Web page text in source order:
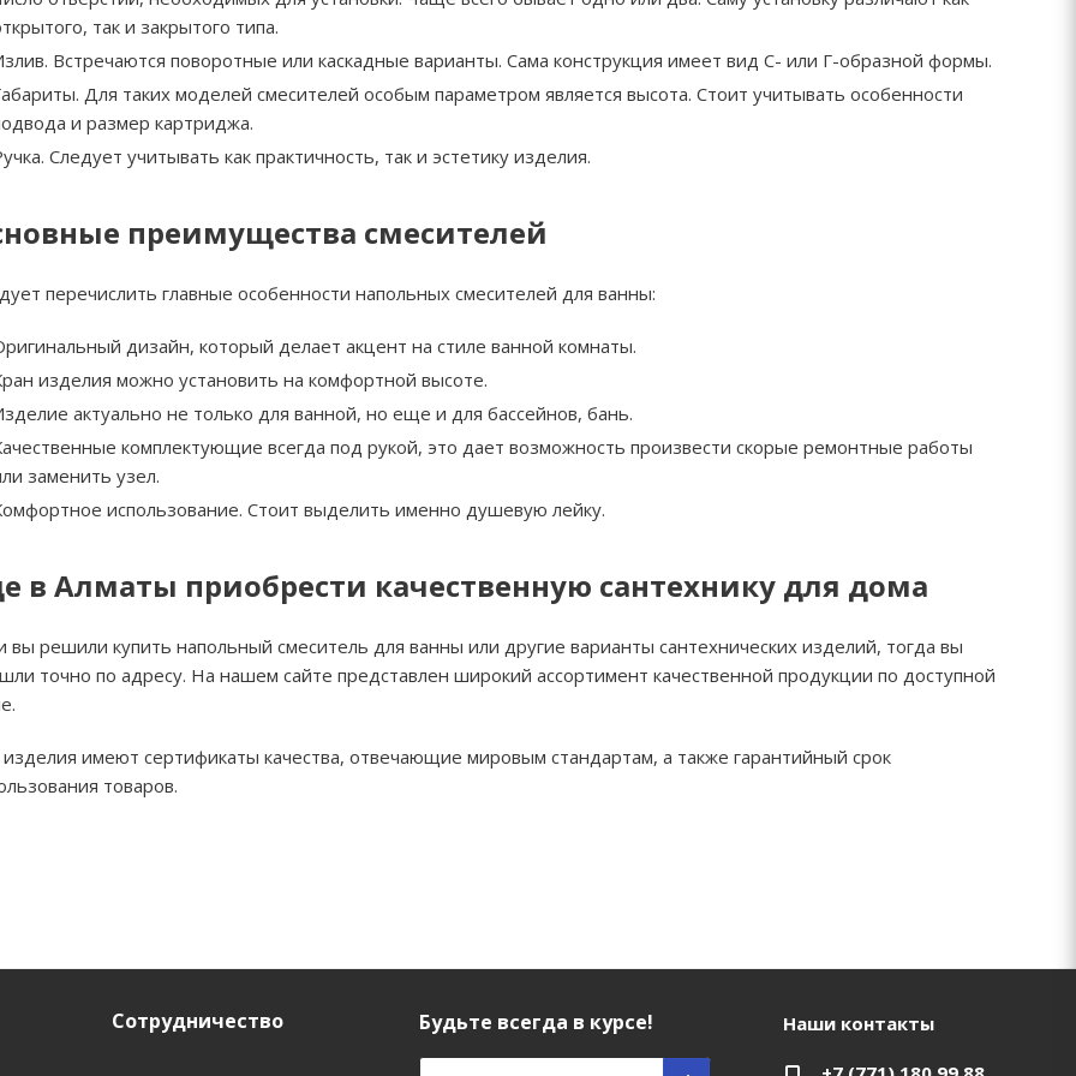
так и закрытого типа.
Встречаются поворотные или каскадные варианты. Сама конструкция имеет вид С- или Г-образной формы.
Для таких моделей смесителей особым параметром является высота. Стоит учитывать особенности
и размер картриджа.
Следует учитывать как практичность, так и эстетику изделия.
преимущества смесителей
перечислить главные особенности напольных смесителей для ванны:
дизайн, который делает акцент на стиле ванной комнаты.
изделия можно установить на комфортной высоте.
актуально не только для ванной, но еще и для бассейнов, бань.
комплектующие всегда под рукой, это дает возможность произвести скорые ремонтные работы
заменить узел.
использование. Стоит выделить именно душевую лейку.
в Алматы приобрести качественную сантехнику для дома
вы решили купить напольный смеситель для ванны или другие варианты сантехнических изделий, тогда вы
точно по адресу. На нашем сайте представлен широкий ассортимент качественной продукции по доступной
изделия имеют сертификаты качества, отвечающие мировым стандартам, а также гарантийный срок
товаров.
Сотрудничество Будьте всегда в курсе! Наши контакты